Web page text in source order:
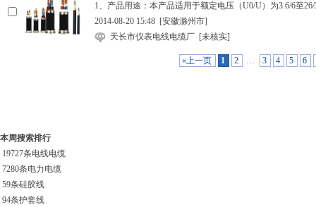
1、产品用途：本产品适用于额定电压（U0/U）为3.6/6至
2014-08-20 15:48 [安徽滁州市]
天长市仪表电线电缆厂 [未核实]
«上一页 1 2 … 3 4 5 6
本周搜索排行
19727条电线电缆
7280条电力电缆
59条硅胶线
94条护套线